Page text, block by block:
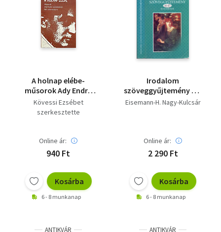
A holnap elébe-
műsorok Ady Endre
születésének 100.
évfordulójára
Kövessi Ezsébet
szerkesztette
Online ár:
940 Ft
Kosárba
6 - 8 munkanap
Irodalom
szöveggyűjtemény 16-
17 éveseknek
Eisemann-H. Nagy-Kulcsár
Online ár:
2 290 Ft
Kosárba
6 - 8 munkanap
ANTIKVÁR ANTIKVÁR